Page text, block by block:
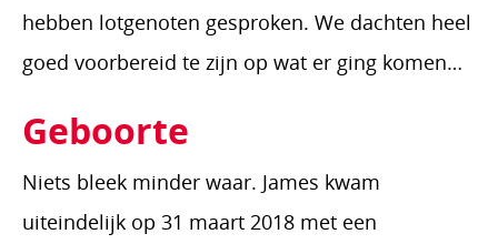
hebben lotgenoten gesproken. We dachten heel
goed voorbereid te zijn op wat er ging komen…
Geboorte
Niets bleek minder waar. James kwam
uiteindelijk op 31 maart 2018 met een